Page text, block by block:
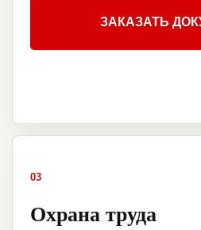
ЗАКАЗАТЬ
03
Охрана труда